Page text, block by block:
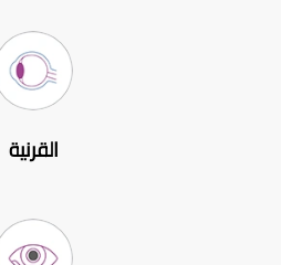
القرنية